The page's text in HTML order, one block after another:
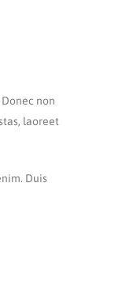
non
laoreet
Duis